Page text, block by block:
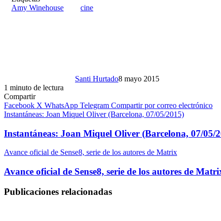
Amy Winehouse
cine
Santi Hurtado8 mayo 2015
1 minuto de lectura
Compartir
Facebook X WhatsApp Telegram Compartir por correo electrónico
Instantáneas: Joan Miquel Oliver (Barcelona, 07/05/2015)
Instantáneas: Joan Miquel Oliver (Barcelona, 07/05/
Avance oficial de Sense8, serie de los autores de Matrix
Avance oficial de Sense8, serie de los autores de
Publicaciones relacionadas